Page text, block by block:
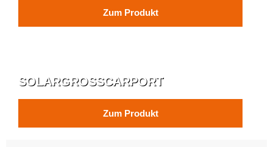
Zum Produkt
SOLARGROSSCARPORT
Zum Produkt